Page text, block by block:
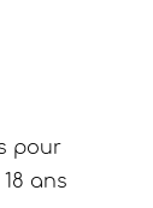
pour
ans